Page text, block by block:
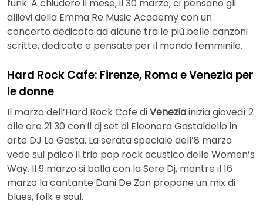
funk. A chiudere il mese, il 30 marzo, ci pensano gli
allievi della Emma Re Music Academy con un
concerto dedicato ad alcune tra le più belle canzoni
scritte, dedicate e pensate per il mondo femminile.
Hard Rock Cafe: Firenze, Roma e Venezia per
le donne
Il marzo dell’Hard Rock Cafe diVeneziainizia giovedì 2
alle ore 21:30 con il dj set di Eleonora Gastaldello in
arte DJ La Gasta. La serata speciale dell’8 marzo
vede sul palco il trio pop rock acustico delle Women’s
Way. Il 9 marzo si balla con la Sere Dj, mentre il 16
marzo la cantante Dani De Zan propone un mix di
blues, folk e soul.